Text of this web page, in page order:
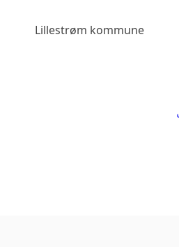
Lillestrøm kommune